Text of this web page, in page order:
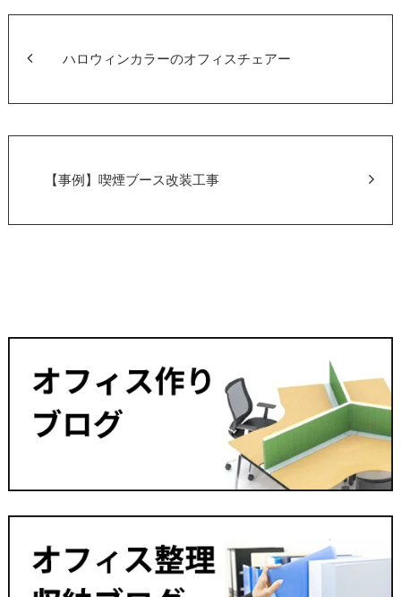
ハロウィンカラーのオフィスチェアー
【事例】喫煙ブース改装工事